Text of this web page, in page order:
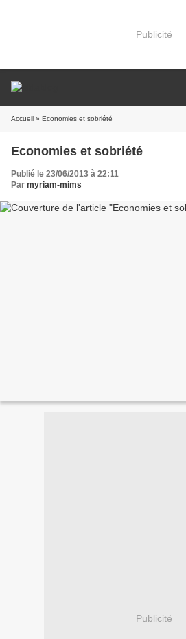
Publicité
Accueil » Economies et sobriété
Economies et sobriété
Publié le 23/06/2013 à 22:11
Par myriam-mims
Publicité